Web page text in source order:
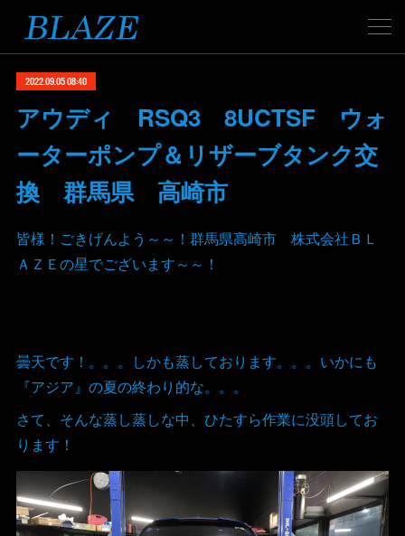
2022.09.05 08:40
アウディ RSQ3 8UCTSF ウォ
ーターポンプ＆リザーブタンク交
換 群馬県 高崎市
皆様！ごきげんよう～～！群馬県高崎市 株式会社ＢＬ
ＡＺＥの星でございます～～！
曇天です！。。。しかも蒸しております。。。いかにも
『アジア』の夏の終わり的な。。。
さて、そんな蒸し蒸しな中、ひたすら作業に没頭してお
ります！